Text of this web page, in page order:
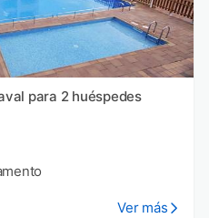
para 2 huéspedes
Ver más